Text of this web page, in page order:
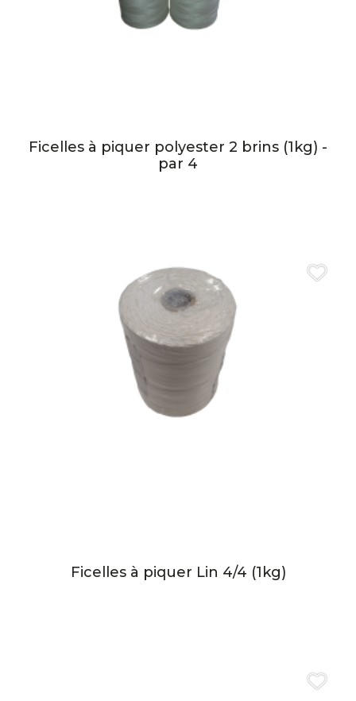
Ficelles à piquer polyester 2 brins (1kg) -
par 4
Ficelles à piquer Lin 4/4 (1kg)